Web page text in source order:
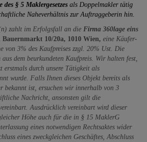
des § 5 Maklergesetzes als Doppelmakler tätig
Naheverhältnis zur Auftraggeberin hin.
zahlt im Erfolgsfall an die Firma 360lage eins
Bauernmarkt 10/20a, 1010 Wien, eine Käufer-
von 3% des Kaufpreises zzgl. 20% Ust. Die
dem beurkundeten Kaufpreis. Wir halten fest,
erstmals durch unsere Tätigkeit als
wurde. Falls Ihnen dieses Objekt bereits als
bekannt ist, ersuchen wir innerhalb von 3
Nachricht, ansonsten gilt die
Ausdrücklich vereinbart wird dieser
Höhe auch für die in § 15 MaklerG
eines notwendigen Rechtsaktes wider
eines zweckgleichen Geschäftes, Abschluss